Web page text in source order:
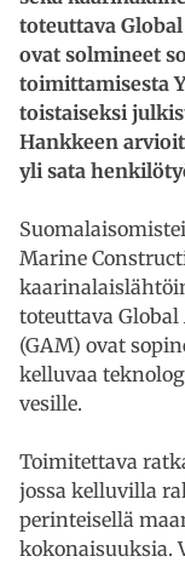
toteuttava
ovat solmineet
toimittamisesta
toistaiseksi
Hankkeen
yli sata
Marine
toteuttava
(GAM) ovat
kelluvaa
vesille.
Toimitettava
jossa kelluvilla
perinteisellä
kokonaisuuksia.